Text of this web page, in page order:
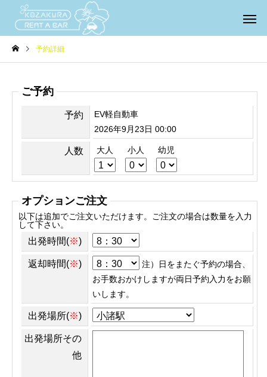
予約詳細
ご予約
予約
EV軽自動車
2026年9月23日 00:00
人数 大人 小人 幼児
オプションご注文
以下は追加でご注文いただけます。ご注文の場合は数量を入力
して下さい。
出発時間(※)
返却時間(※)
注）日をまたぐ予約の場合、
お手数おかけしますが両日予約入力をお願
いします。
出発場所(※)
出発場所その
他